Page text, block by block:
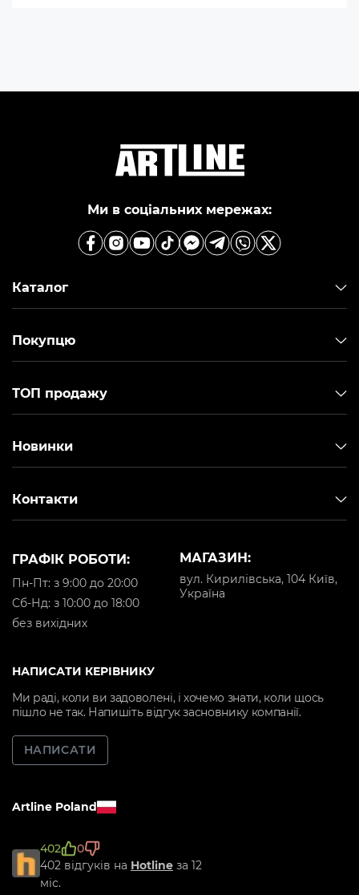
Ми в соціальних мережах:
Каталог
Покупцю
ТОП продажу
Новинки
Контакти
МАГАЗИН:
вул. Кирилівська, 104 Київ,
Україна
ГРАФІК РОБОТИ:
Пн-Пт: з 9:00 до 20:00
Cб-Нд: з 10:00 до 18:00
без вихідних
НАПИСАТИ КЕРІВНИКУ
Ми раді, коли ви задоволені, і хочемо знати, коли щось
пішло не так. Напишіть відгук засновнику компанії.
НАПИСАТИ
Artline Poland
402
0
402 відгуків на Hotline за 12
міс.